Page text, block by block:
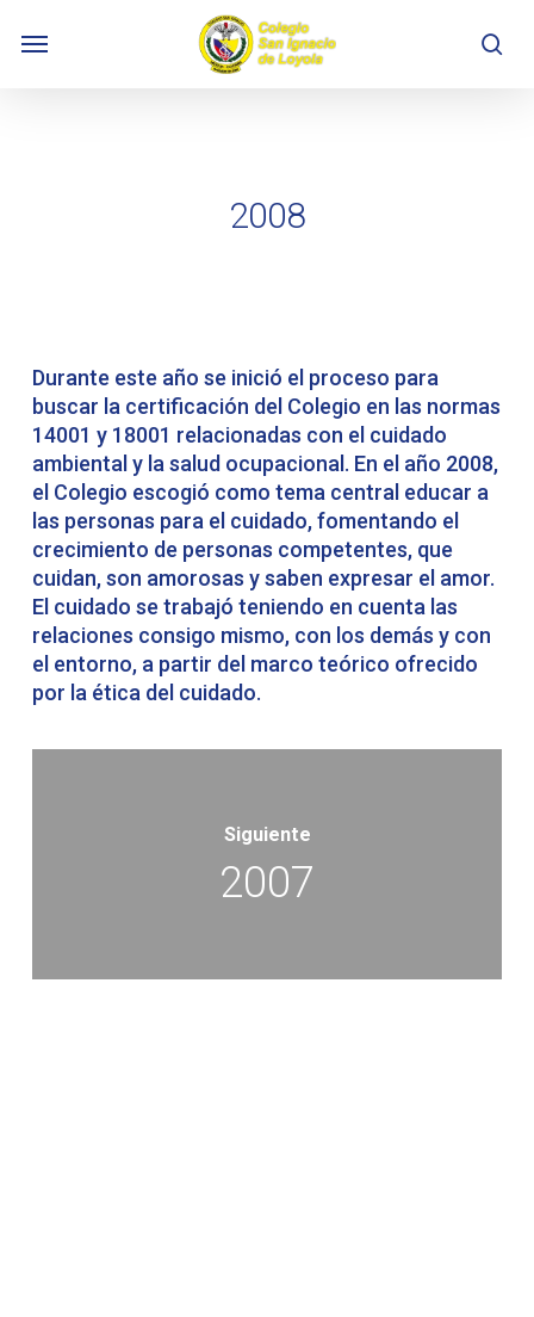
Menu
2008
Durante este año se inició el proceso para
buscar la certificación del Colegio en las normas
14001 y 18001 relacionadas con el cuidado
ambiental y la salud ocupacional. En el año 2008,
el Colegio escogió como tema central educar a
las personas para el cuidado, fomentando el
crecimiento de personas competentes, que
cuidan, son amorosas y saben expresar el amor.
El cuidado se trabajó teniendo en cuenta las
relaciones consigo mismo, con los demás y con
el entorno, a partir del marco teórico ofrecido
por la ética del cuidado.
Siguiente
2007